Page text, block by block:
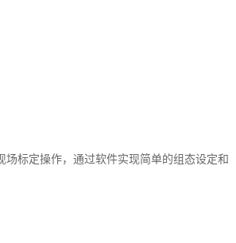
标定操作，通过软件实现简单的组态设定和